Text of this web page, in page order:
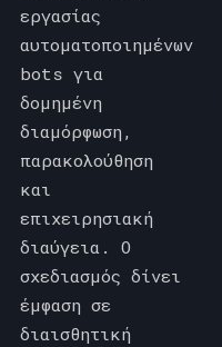
εργασίας
αυτοματοποιημένων
bots για
δομημένη
διαμόρφωση,
παρακολούθηση
και
επιχειρησιακή
διαύγεια. Ο
σχεδιασμός δίνει
έμφαση σε
διαισθητική